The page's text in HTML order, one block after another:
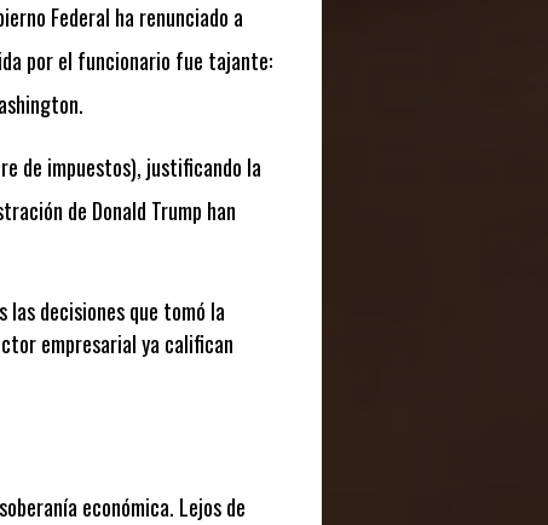
Federal ha renunciado a
por el funcionario fue tajante:
de impuestos), justificando la
de Donald Trump han
las decisiones que tomó la
empresarial ya califican
económica. Lejos de